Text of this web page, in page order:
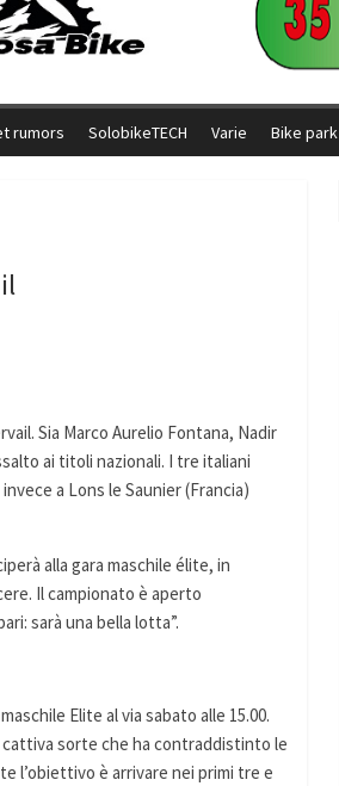
rumors SolobikeTECH Varie Bike park
Sia Marco Aurelio Fontana, Nadir
ai titoli nazionali. I tre italiani
a Lons le Saunier (Francia)
alla gara maschile élite, in
Il campionato è aperto
sarà una bella lotta”.
Elite al via sabato alle 15.00.
cattiva sorte che ha contraddistinto le
l’obiettivo è arrivare nei primi tre e